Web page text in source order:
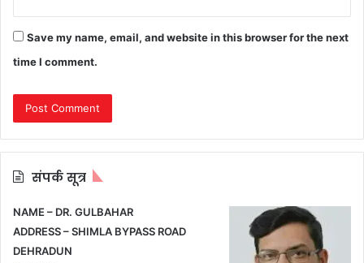
Save my name, email, and website in this browser for the next
time I comment.
संपर्क सूत्र
NAME – DR. GULBAHAR
ADDRESS – SHIMLA BYPASS ROAD
DEHRADUN